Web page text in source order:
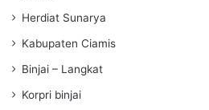
Herdiat Sunarya
Kabupaten Ciamis
Binjai – Langkat
Korpri binjai